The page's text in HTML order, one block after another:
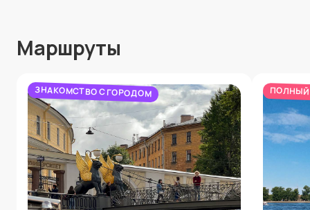
Маршруты
ЗНАКОМСТВО С ГОРОДОМ ПОЛНЫЙ